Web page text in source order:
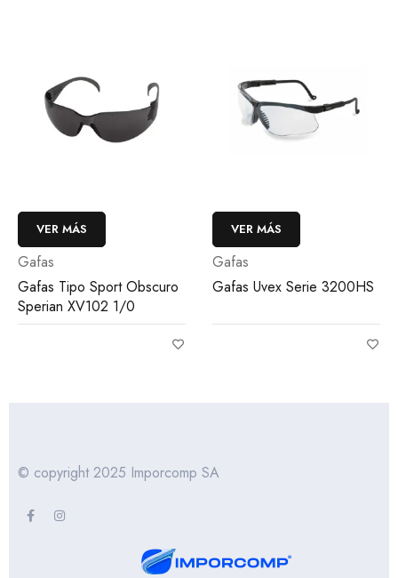
VER MÁS
Gafas
Gafas Uvex Serie 3200HS
VER MÁS
Gafas
Gafas Uvex Serie S4200H
© copyright 2025 Imporcomp SA